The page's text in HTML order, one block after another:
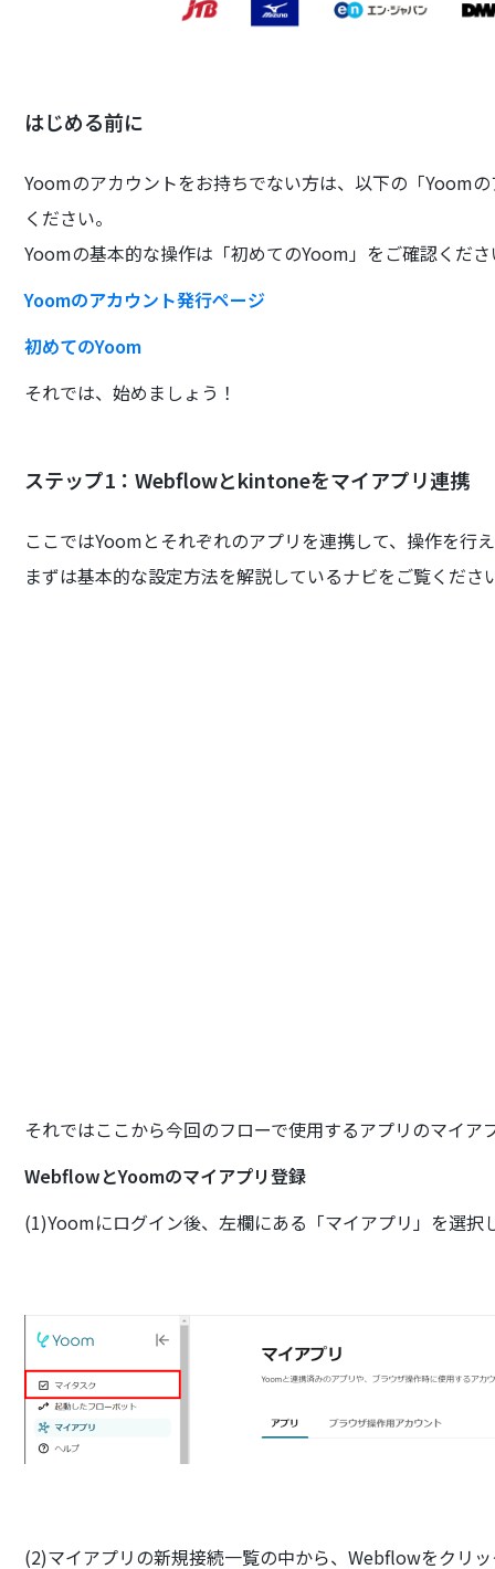
はじめる前に
Yoomのアカウントをお持ちでない方は、以下の「Yoom
ください。
Yoomの基本的な操作は「初めてのYoom」をご確認くだ
Yoomのアカウント発行ページ
初めてのYoom
それでは、始めましょう！
ステップ1：Webflowとkintoneをマイアプリ連携
ここではYoomとそれぞれのアプリを連携して、操作を行
まずは基本的な設定方法を解説しているナビをご覧くださ
それではここから今回のフローで使用するアプリのマイア
WebflowとYoomのマイアプリ登録
(1)Yoomにログイン後、左欄にある「マイアプリ」を選択
(2)マイアプリの新規接続一覧の中から、Webflowをクリ